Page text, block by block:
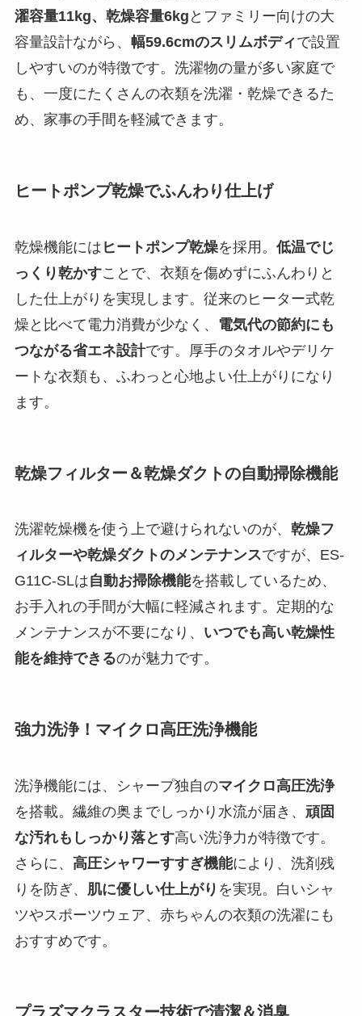
濯容量11kg、乾燥容量6kg とファミリー向けの大
容量設計ながら、 幅59.6cmのスリムボディで設置
しやすいのが特徴です。洗濯物の量が多い家庭で
も、一度にたくさんの衣類を洗濯・乾燥できるた
め、家事の手間を軽減できます。
ヒートポンプ乾燥でふんわり仕上げ
乾燥機能には ヒートポンプ乾燥を採用。 低温でじ
っくり乾かすことで、衣類を傷めずにふんわりと
した仕上がりを実現します。従来のヒーター式乾
燥と比べて電力消費が少なく、 電気代の節約にも
つながる省エネ設計です。厚手のタオルやデリケ
ートな衣類も、ふわっと心地よい仕上がりになり
ます。
乾燥フィルター＆乾燥ダクトの自動掃除機能
洗濯乾燥機を使う上で避けられないのが、 乾燥フ
ィルターや乾燥ダクトのメンテナンスですが、ES-
G11C-SLは自動お掃除機能を搭載しているため、
お手入れの手間が大幅に軽減されます。定期的な
メンテナンスが不要になり、 いつでも高い乾燥性
能を維持できるのが魅力です。
強力洗浄！マイクロ高圧洗浄機能
洗浄機能には、シャープ独自のマイクロ高圧洗浄
を搭載。繊維の奥までしっかり水流が届き、 頑固
な汚れもしっかり落とす高い洗浄力が特徴です。
さらに、 高圧シャワーすすぎ機能により、洗剤残
りを防ぎ、
肌に優しい仕上がり を実現。白いシャ
ツやスポーツウェア、赤ちゃんの衣類の洗濯にも
おすすめです。
プラズマクラスター技術で清潔＆消臭